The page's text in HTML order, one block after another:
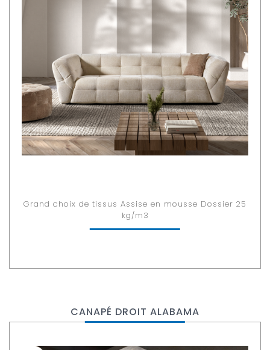
Grand choix de tissus Assise en mousse Dossier 25
kg/m3
CANAPÉ DROIT ALABAMA